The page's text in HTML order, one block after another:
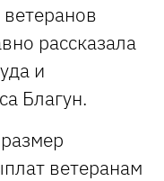
рассказала
и
Благун.
ветеранам